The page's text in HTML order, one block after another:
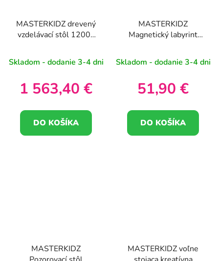
MASTERKIDZ drevený
vzdelávací stôl 1200L
príslušenstvo
Skladom - dodanie 3-4 dni
1 563,40 €
DO KOŠÍKA
MASTERKIDZ
Magnetický labyrint
Skladom - dodanie 3-4 dni
51,90 €
DO KOŠÍKA
MASTERKIDZ
MASTERKIDZ voľne